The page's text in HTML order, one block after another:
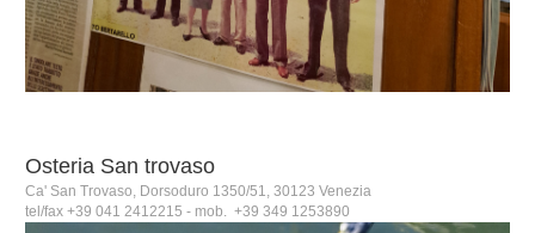
Osteria San trovaso
Ca' San Trovaso, Dorsoduro 1350/51, 30123 Venezia
tel/fax +39 041 2412215 - mob. +39 349 1253890